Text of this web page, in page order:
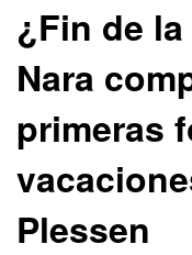
¿Fin de
Nara
primeras
Plessen